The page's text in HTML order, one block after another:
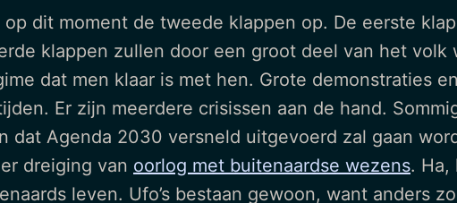
dit moment de tweede klappen op. De eerste
klappen zullen door een groot deel van het
dat men klaar is met hen. Grote demonstraties
Er zijn meerdere crisissen aan de hand.
dat Agenda 2030 versneld uitgevoerd zal gaan
dreiging van oorlog met buitenaardse wezens. Ha,
leven. Ufo’s bestaan gewoon, want anders